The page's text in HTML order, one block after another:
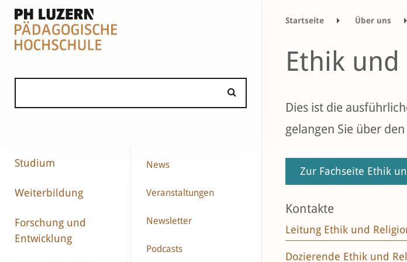
Studium
Weiterbildung
Forschung und
Entwicklung
News
Veranstaltungen
Newsletter
Podcasts
Startseite Über uns
Ethik
Dies ist die
gelangen Sie über
Zur Fachseite Ethik
Kontakte
Leitung Ethik und
Dozierende Ethik und